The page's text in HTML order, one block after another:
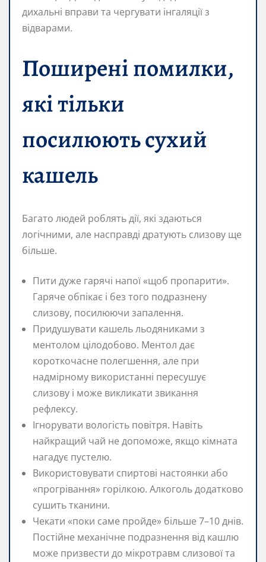
дихальні вправи та чергувати інгаляції з
відварами.
Поширені помилки,
які тільки
посилюють сухий
кашель
Багато людей роблять дії, які здаються
логічними, але насправді дратують слизову ще
більше.
Пити дуже гарячі напої «щоб пропарити».
Гаряче обпікає і без того подразнену
слизову, посилюючи запалення.
Придушувати кашель льодяниками з
ментолом цілодобово. Ментол дає
короткочасне полегшення, але при
надмірному використанні пересушує
слизову і може викликати звикання
рефлексу.
Ігнорувати вологість повітря. Навіть
найкращий чай не допоможе, якщо кімната
нагадує пустелю.
Використовувати спиртові настоянки або
«прогрівання» горілкою. Алкоголь додатково
сушить тканини.
Чекати «поки саме пройде» більше 7–10 днів.
Постійне механічне подразнення від кашлю
може призвести до мікротравм слизової та